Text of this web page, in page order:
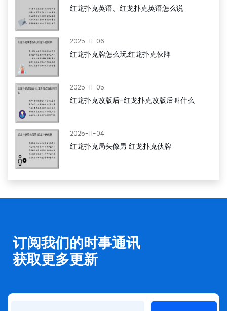
红龙扑克英语、红龙扑克英语怎么说
2025-11-06
红龙扑克牌怎么玩,红龙扑克伙牌
2025-11-05
红龙扑克改版后-红龙扑克改版后叫什么
2025-11-04
红龙扑克局头像男 红龙扑克伙牌
订阅我们的时事通讯
获取更多更新